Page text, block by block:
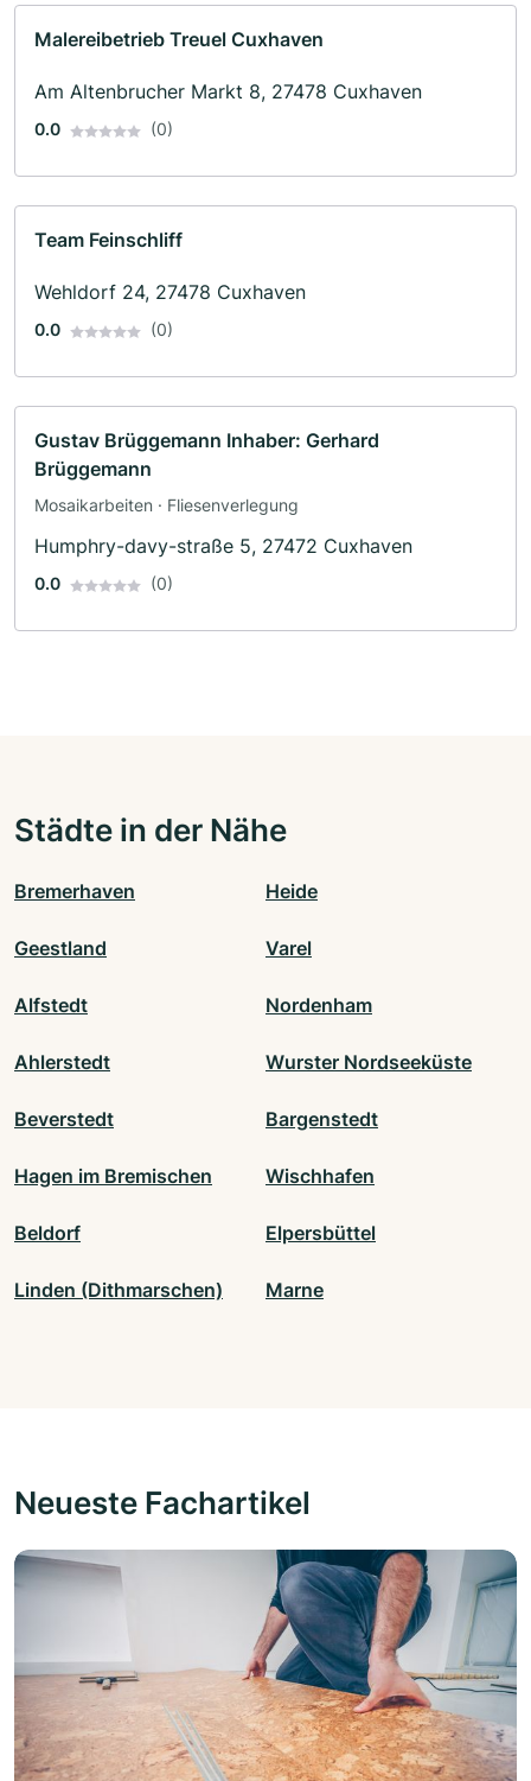
Malereibetrieb Treuel Cuxhaven
Am Altenbrucher Markt 8, 27478 Cuxhaven
0.0 (0)
Team Feinschliff
Wehldorf 24, 27478 Cuxhaven
0.0 (0)
Gustav Brüggemann Inhaber: Gerhard
Brüggemann
Mosaikarbeiten · Fliesenverlegung
Humphry-davy-straße 5, 27472 Cuxhaven
0.0 (0)
Städte in der Nähe
Bremerhaven Heide
Geestland Varel
Alfstedt Nordenham
Ahlerstedt Wurster Nordseeküste
Beverstedt Bargenstedt
Hagen im Bremischen Wischhafen
Beldorf Elpersbüttel
Linden (Dithmarschen) Marne
Neueste Fachartikel